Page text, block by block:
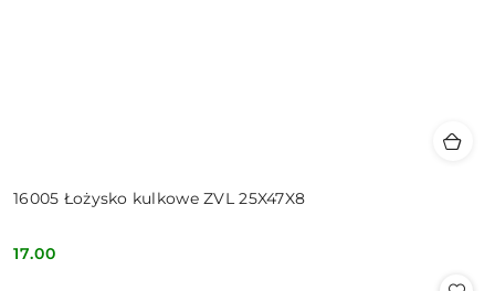
16005 Łożysko kulkowe ZVL 25X47X8
Cena:
17.00